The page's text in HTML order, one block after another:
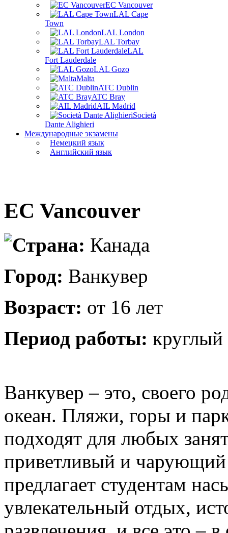
EC Vancouver
LAL Cape
Town
LAL London
LAL Torbay
LAL
Fort Lauderdale
LAL Gozo
Malta
ATC Dublin
ATC Bray
AIL Madrid
Società
Dante Alighieri
Международные экзамены
Немецкий язык
Английский язык
EC Vancouver
Страна: Канада
Город: Ванкувер
Возраст: от 16 лет
Период работы: круглый
Ванкувер – это, своего
океан. Пляжи, горы и
подходят для любых
приветливый и чарующий
предлагает студентам
увлекательный отдых,